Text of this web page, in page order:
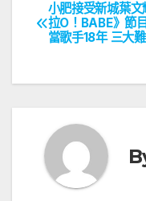
文
章
導
小肥接受新城葉文
拉O！BABE》節
當歌手18年 三大